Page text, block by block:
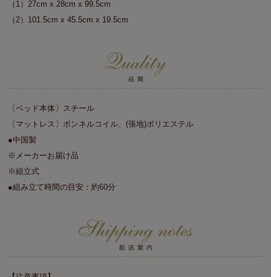
（1）27cm x 28cm x 99.5cm
（2）101.5cm x 45.5cm x 19.5cm
〔ベッド本体〕スチール
〔マットレス〕ボンネルコイル、(張地)ポリエステル
●中国製
※メーカーお届け品
※組立式
●組み立て時間の目安：約60分